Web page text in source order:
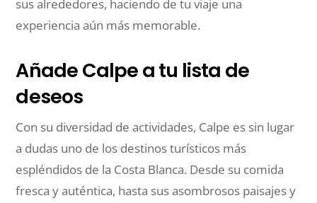
sus alrededores, haciendo de tu viaje una
experiencia aún más memorable.
Añade Calpe a tu lista de
deseos
Con su diversidad de actividades, Calpe es sin lugar
a dudas uno de los destinos turísticos más
espléndidos de la Costa Blanca. Desde su comida
fresca y auténtica, hasta sus asombrosos paisajes y